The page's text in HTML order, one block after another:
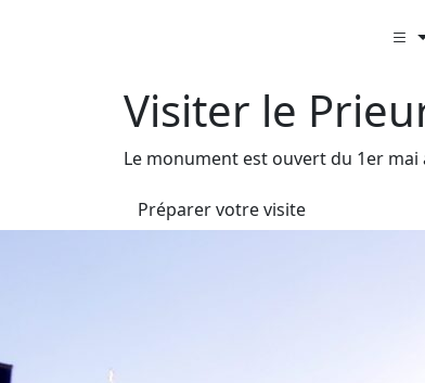
Visiter le
Le monument est ouvert du 1er mai
Préparer votre visite